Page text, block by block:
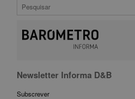
Newsletter Informa D&B
Subscrever